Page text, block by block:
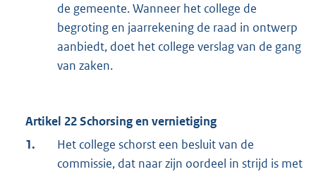
de gemeente. Wanneer het college de
begroting en jaarrekening de raad in ontwerp
aanbiedt, doet het college verslag van de gang
van zaken.
Artikel 22 Schorsing en vernietiging
1.
Het college schorst een besluit van de
commissie, dat naar zijn oordeel in strijd is met